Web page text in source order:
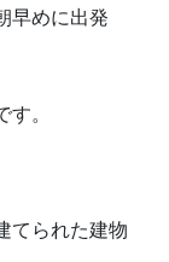
早めに出発
。
てられた建物